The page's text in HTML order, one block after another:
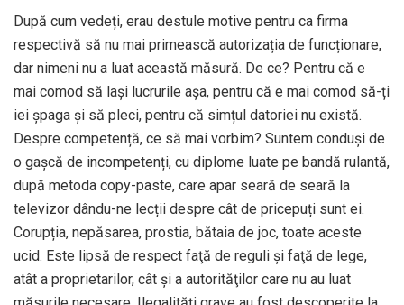
După cum vedeți, erau destule motive pentru ca firma
respectivă să nu mai primească autorizația de funcționare,
dar nimeni nu a luat această măsură. De ce? Pentru că e
mai comod să lași lucrurile așa, pentru că e mai comod să-ți
iei șpaga și să pleci, pentru că simțul datoriei nu există.
Despre competență, ce să mai vorbim? Suntem conduși de
o gașcă de incompetenți, cu diplome luate pe bandă rulantă,
după metoda copy-paste, care apar seară de seară la
televizor dându-ne lecții despre cât de pricepuți sunt ei.
Corupția, nepăsarea, prostia, bătaia de joc, toate aceste
ucid. Este lipsă de respect faţă de reguli şi faţă de lege,
atât a proprietarilor, cât şi a autorităţilor care nu au luat